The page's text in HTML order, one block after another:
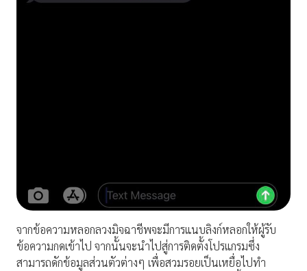
จากข้อความหลอกลวงมิจฉาชีพจะมีการแนบลิงก์หลอกให้ผู้รับ
ข้อความกดเข้าไป จากนั้นจะนำไปสู่การติดตั้งโปรแกรมซึ่ง
สามารถดักข้อมูลส่วนตัวต่างๆ เพื่อสวมรอยเป็นเหยื่อไปทำ